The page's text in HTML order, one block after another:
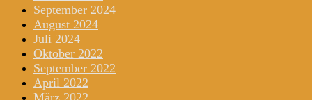
September 2024
August 2024
Juli 2024
Oktober 2022
September 2022
April 2022
März 2022